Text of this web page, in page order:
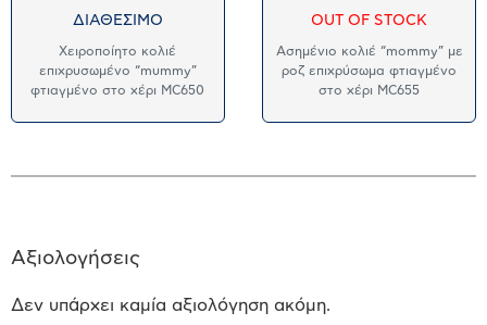
ΔΙΑΘΕΣΙΜΟ
Χειροποίητο κολιέ
επιχρυσωμένο “mummy”
φτιαγμένο στο χέρι MC650
OUT OF STOCK
Ασημένιο κολιέ “mommy” με
ροζ επιχρύσωμα φτιαγμένο
στο χέρι MC655
Αξιολογήσεις
Δεν υπάρχει καμία αξιολόγηση ακόμη.